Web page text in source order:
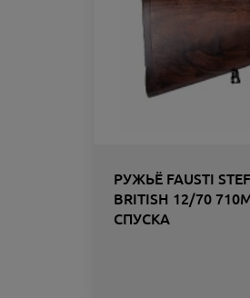
РУЖЬЁ FAUSTI
BRITISH 12/70
СПУСКА